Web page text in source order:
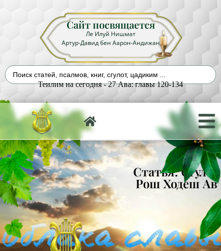
Сайт посвящается
Ле Илуй Нишмат
Артур-Давид бен Аарон-Андижан
Теилим на сегодня - 27 Ава: главы 120-134
Статья: Сгулот
Рош Ходеш Ав